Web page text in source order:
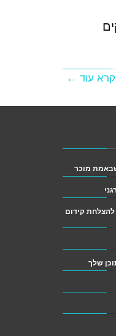
העסקים
קרא עוד ←
בשנת 2025 – המפתח להצלחת קידום